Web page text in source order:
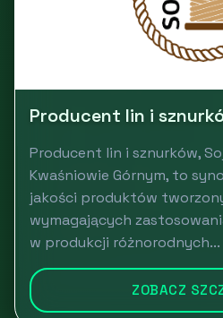
Producent lin i
Producent lin i sznurków,
Kwaśniowie Górnym, to
jakości produktów
wymagających
w produkcji różnorodnych...
ZOBACZ